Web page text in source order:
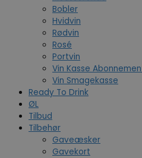
Bobler
Hvidvin
Rødvin
Rosé
Portvin
Vin Kasse
Vin Smagekasse
Ready To Drink
ØL
Tilbud
Tilbehør
Gaveæsker
Gavekort